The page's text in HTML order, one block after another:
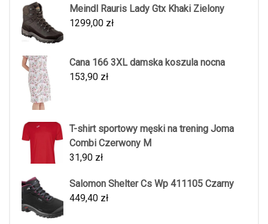
Meindl Rauris Lady Gtx Khaki Zielony
1299,00 zł
Cana 166 3XL damska koszula nocna
153,90 zł
T-shirt sportowy męski na trening Joma
Combi Czerwony M
31,90 zł
Salomon Shelter Cs Wp 411105 Czarny
449,40 zł